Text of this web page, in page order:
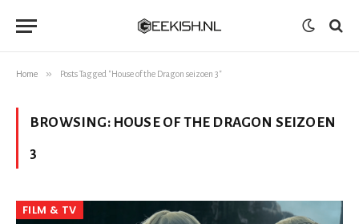
Home » Posts Tagged "House of the Dragon seizoen 3"
BROWSING: HOUSE OF THE DRAGON SEIZOEN
3
FILM & TV